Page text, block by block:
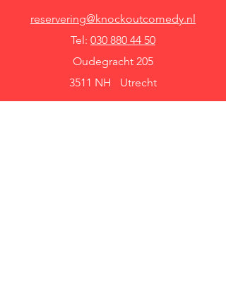
reservering@knockoutcomedy.nl
Tel: 030 880 44 50
Oudegracht 205
3511 NH Utrecht